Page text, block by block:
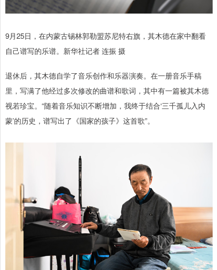
9月25日，在内蒙古锡林郭勒盟苏尼特右旗，其木德在家中翻看
自己谱写的乐谱。新华社记者 连振 摄
退休后，其木德自学了音乐创作和乐器演奏。在一册音乐手稿
里，写满了他经过多次修改的曲谱和歌词，其中有一篇被其木德
视若珍宝。“随着音乐知识不断增加，我终于结合‘三千孤儿入内
蒙’的历史，谱写出了《国家的孩子》这首歌”。